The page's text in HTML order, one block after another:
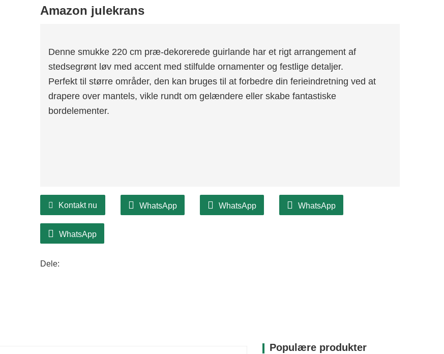
Amazon julekrans
Denne smukke 220 cm præ-dekorerede guirlande har et rigt arrangement af
stedsegrønt løv med accent med stilfulde ornamenter og festlige detaljer.
Perfekt til større områder, den kan bruges til at forbedre din ferieindretning ved at
drapere over mantels, vikle rundt om gelændere eller skabe fantastiske
bordelementer.
Kontakt nu WhatsApp WhatsApp WhatsApp
WhatsApp
Dele:
Populære produkter